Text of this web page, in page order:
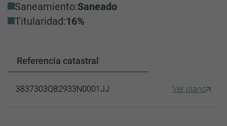
Saneamiento:Saneado
Titularidad:16%
Referencia catastral
3837303QB2933N0001JJ Ver plano